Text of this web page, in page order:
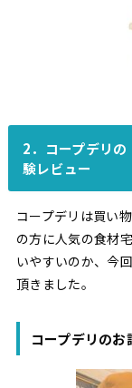
2．コープデリ
験レビュー
コープデリは買い
の方に人気の食材
いやすいのか、今
頂きました。
コープデリの